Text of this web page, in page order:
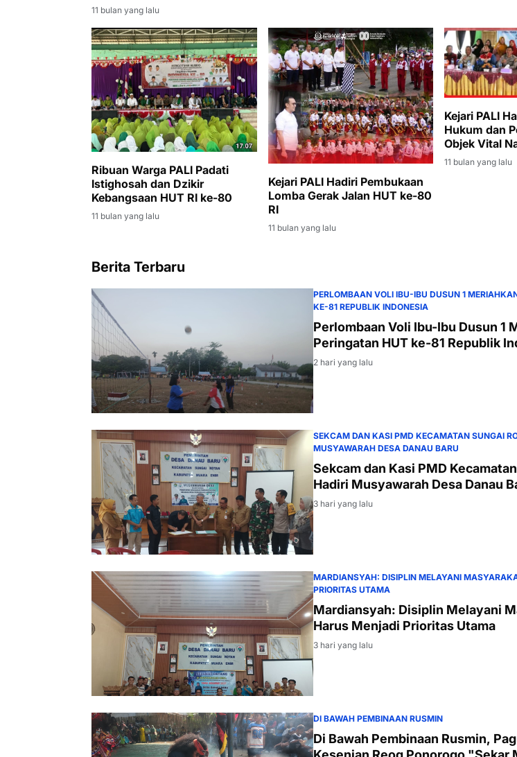
11 bulan yang lalu
Ribuan Warga PALI Padati
Istighosah dan Dzikir
Kebangsaan HUT RI ke-80
11 bulan yang lalu
Kejari PALI Hadiri Pembukaan
Lomba Gerak Jalan HUT ke-80
RI
11 bulan yang lalu
Kejari PALI
Hukum dan
Objek Vital
Pengabuan
11 bulan yang lalu
Berita Terbaru
PERLOMBAAN VOLI IBU-IBU DUSUN 1
KE-81 REPUBLIK INDONESIA
Perlombaan Voli Ibu-Ibu Dusun 1
Peringatan HUT ke-81 Republik
2 hari yang lalu
SEKCAM DAN KASI PMD KECAMATAN SUNGAI
MUSYAWARAH DESA DANAU BARU
Sekcam dan Kasi PMD
Hadiri Musyawarah Desa Danau
3 hari yang lalu
MARDIANSYAH: DISIPLIN MELAYANI
PRIORITAS UTAMA
Mardiansyah: Disiplin Melayani
Harus Menjadi Prioritas Utama
3 hari yang lalu
DI BAWAH PEMBINAAN RUSMIN
Di Bawah Pembinaan Rusmin,